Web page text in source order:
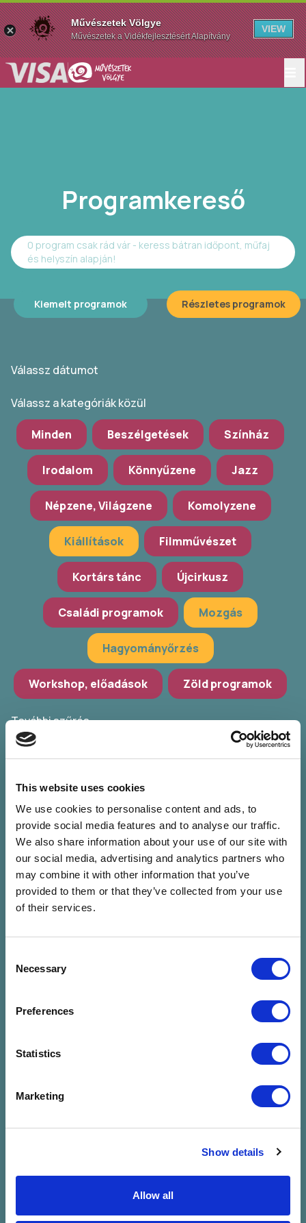
This website uses cookies
We use cookies to personalise content and ads, to
provide social media features and to analyse our traffic.
We also share information about your use of our site with
our social media, advertising and analytics partners who
may combine it with other information that you’ve
provided to them or that they’ve collected from your use
of their services.
Selection
Necessary
Preferences
Statistics
Marketing
Show details
Allow all
Programkereső
0 program csak rád vár - keress bátran időpont, műfaj
és helyszín alapján!
Kiemelt programok Részletes programok
Válassz dátumot
Válassz a kategóriák közül
Minden Beszélgetések Színház
Irodalom Könnyűzene Jazz
Népzene, Világzene Komolyzene
Kiállítások Filmművészet
Kortárs tánc Újcirkusz
Családi programok Mozgás
Hagyományőrzés
Workshop, előadások Zöld programok
További szűrés
Válassz települést
POKET Zsebkönyvek Udvara
Válassz időpontot
Szűrők törlése
Nincs találat a
megadott
Művészetek Völgye
Művészetek a Vidékfejlesztésért Alapítvány
VIEW